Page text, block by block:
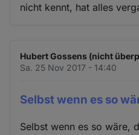
nicht kennt, hat alles
Hubert Gossens (nicht
Sa. 25 Nov 2017 - 14:40
Selbst wenn es so
Selbst wenn es so wäre,